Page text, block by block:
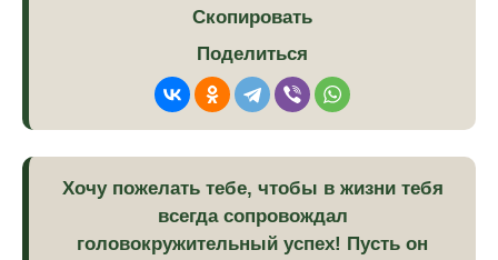
Скопировать
Поделиться
Хочу пожелать тебе, чтобы в жизни тебя
всегда сопровождал
головокружительный успех! Пусть он